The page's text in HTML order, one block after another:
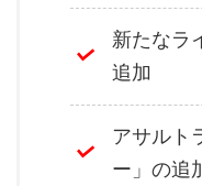
新たなラ
追加
アサルト
ー」の追